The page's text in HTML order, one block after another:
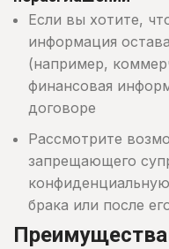
Если вы хотите,
информация
(например,
финансовая
договоре
Рассмотрите
запрещающего
брака или после
Преимущества